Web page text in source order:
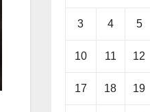
3 4 5
10 11 12
17 18 19